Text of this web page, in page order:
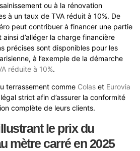
ou à la rénovation
à un taux de TVA réduit à 10%. De
peut contribuer à financer une partie
d’alléger la charge financière
précises sont disponibles pour les
à l’exemple de la démarche
réduite à 10%.
terrassement comme Colas et Eurovia
strict afin d’assurer la conformité
complète de leurs clients.
le prix du
mètre carré en 2025